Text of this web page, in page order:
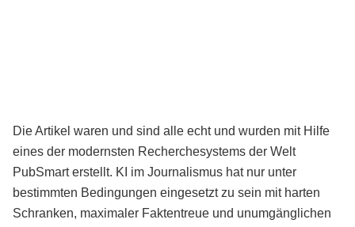
Die Artikel waren und sind alle echt und wurden mit Hilfe
eines der modernsten Recherchesystems der Welt
PubSmart erstellt. KI im Journalismus hat nur unter
bestimmten Bedingungen eingesetzt zu sein mit harten
Schranken, maximaler Faktentreue und unumgänglichen